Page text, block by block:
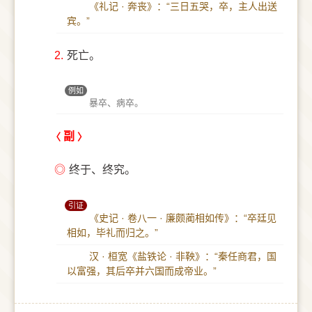
《礼记 · 奔丧》：“三日五哭，卒，主人出送
宾。”
2. 死亡。
例如
暴卒、病卒。
副
◎ 终于、终究。
引证
《史记 · 卷八一 · 廉颇蔺相如传》：“卒廷见
相如，毕礼而归之。”
汉 · 桓宽《盐铁论 · 非鞅》：“秦任商君，国
以富强，其后卒并六国而成帝业。”